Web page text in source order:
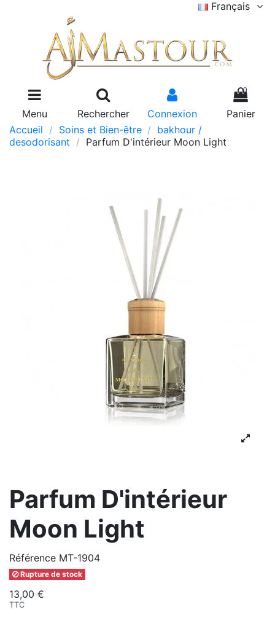
Français
Menu Rechercher Connexion
0
Panier
Accueil
Soins et Bien-être
bakhour /
desodorisant
Parfum D'intérieur Moon Light
Parfum D'intérieur
Moon Light
Référence MT-1904
Rupture de stock
13,00 €
TTC